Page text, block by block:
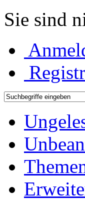
Sie sind